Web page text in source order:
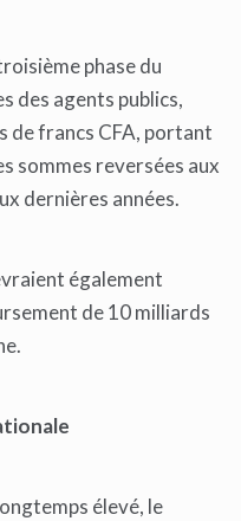
phase du
des agents publics,
de francs CFA, portant
sommes reversées aux
dernières années.
également
de 10 milliards
élevé, le